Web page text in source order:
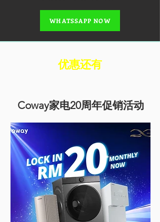
WHATSSAPP NOW
​优惠还有
Coway家电20周年促销活动